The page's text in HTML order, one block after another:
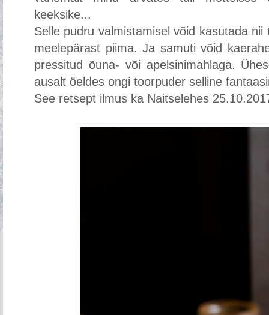
keeksike...
Selle pudru valmistamisel võid kasutada
meelepärast piima. Ja samuti võid
pressitud õuna- või apelsinimahlaga.
ausalt öeldes ongi toorpuder selline
See retsept ilmus ka Naitselehes